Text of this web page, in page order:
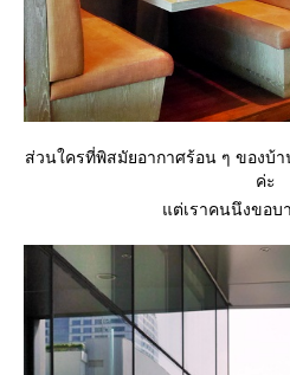
ส่วนใครที่พิสมัยอากาศร้อน ๆ ของบ้
ค่ะ
ต่เราคนนึงขอบ